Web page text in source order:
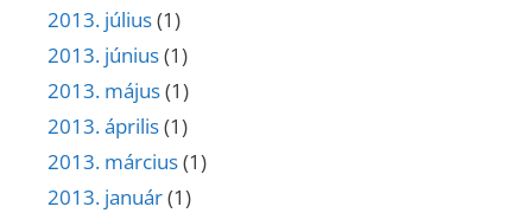
2013. július(1)
2013. június(1)
2013. május(1)
2013. április(1)
2013. március(1)
2013. január(1)